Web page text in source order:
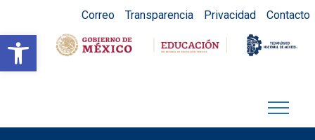
Abrir barra de herramientas
Correo Transparencia Privacidad Contacto